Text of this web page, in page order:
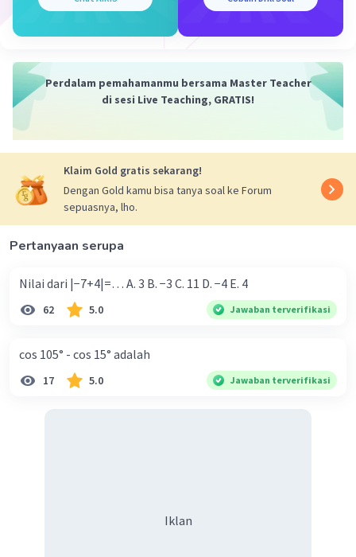
Perdalam pemahamanmu bersama Master Teacher
di sesi Live Teaching, GRATIS!
Klaim Gold gratis sekarang!
Dengan Gold kamu bisa tanya soal ke Forum
sepuasnya, lho.
Pertanyaan serupa
Nilai dari |−7+4|=… A. 3 B. −3 C. 11 D. −4 E. 4
62 5.0 Jawaban terverifikasi
cos 105° - cos 15° adalah
17 5.0 Jawaban terverifikasi
Iklan